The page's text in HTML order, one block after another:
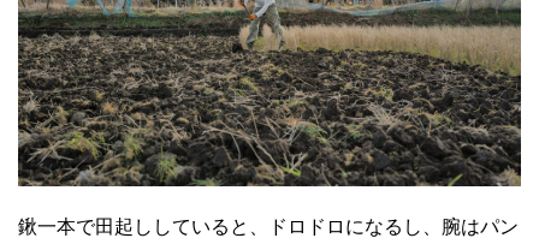
鍬一本で田起ししていると、ドロドロになるし、腕はパン